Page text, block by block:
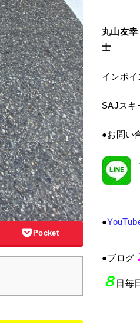
Pocket
丸山友
士
インボ
SAJスキ
●お問い
●
●ブログ
８ 日毎